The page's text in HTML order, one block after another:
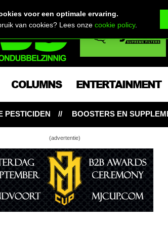
COLUMNS ENTERTAINMENT
EN SUPPLEMENTEN: NOODZAKELIJK
(advertentie)
op 12/12, nieuwe
Mohammeds & dikke
voor een optimale ervaring.
van cookies? Lees onzecookie policy.